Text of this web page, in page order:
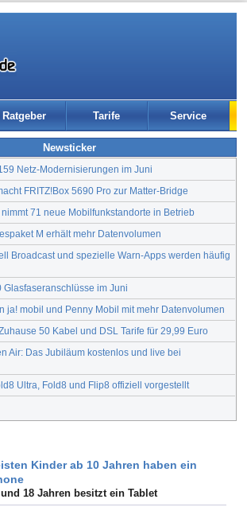
Ratgeber Tarife Service
Newsticker
Netz-Modernisierungen im Juni
FRITZ!Box 5690 Pro zur Matter-Bridge
71 neue Mobilfunkstandorte in Betrieb
M erhält mehr Datenvolumen
Broadcast und spezielle Warn-Apps werden häufig
Glasfaseranschlüsse im Juni
ja! mobil und Penny Mobil mit mehr Datenvolumen
50 Kabel und DSL Tarife für 29,99 Euro
Air: Das Jubiläum kostenlos und live bei
Ultra, Fold8 und Flip8 offiziell vorgestellt
Kinder ab 10 Jahren haben ein
18 Jahren besitzt ein Tablet